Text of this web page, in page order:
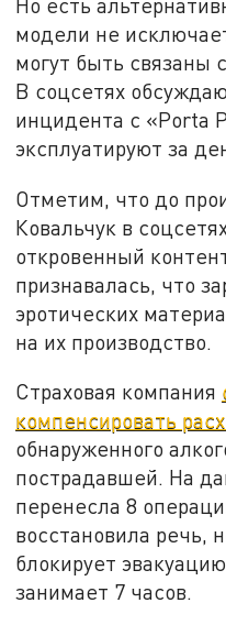
модели не
могут быть связаны
В соцсетях
инцидента с «Porta
эксплуатируют за
Отметим, что до
Ковальчук в
откровенный
признавалась, что
эротических
на их производство.
Страховая компания
компенсировать
обнаруженного
пострадавшей. На
перенесла 8
восстановила речь,
блокирует
занимает 7 часов.